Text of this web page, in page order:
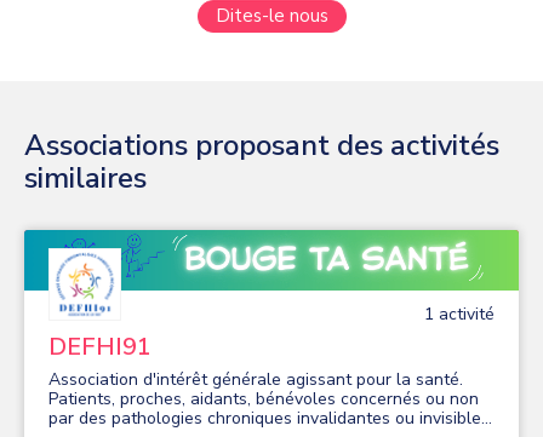
Dites-le nous
Associations proposant des activités
similaires
1 activité
DEFHI91
Association d'intérêt générale agissant pour la santé.
Patients, proches, aidants, bénévoles concernés ou non
par des pathologies chroniques invalidantes ou invisibles.